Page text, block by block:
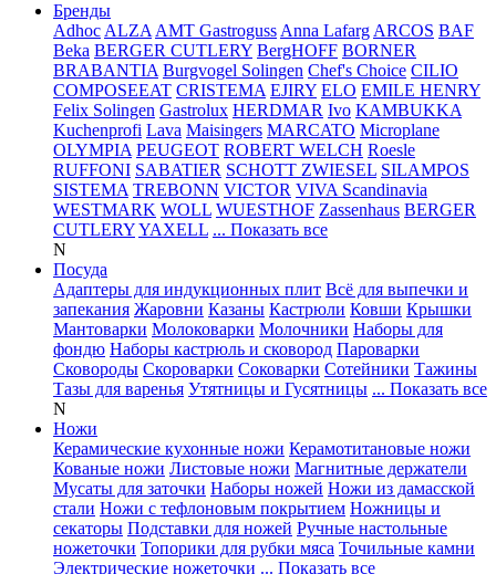
Бренды
Adhoc ALZA AMT Gastroguss Anna Lafarg ARCOS BAF
Beka BERGER CUTLERY BergHOFF BORNER
BRABANTIA Burgvogel Solingen Chef's Choice CILIO
COMPOSEEAT CRISTEMA EJIRY ELO EMILE HENRY
Felix Solingen Gastrolux HERDMAR Ivo KAMBUKKA
Kuchenprofi Lava Maisingers MARCATO Microplane
OLYMPIA PEUGEOT ROBERT WELCH Roesle
RUFFONI SABATIER SCHOTT ZWIESEL SILAMPOS
SISTEMA TREBONN VICTOR VIVA Scandinavia
WESTMARK WOLL WUESTHOF Zassenhaus BERGER
CUTLERYYAXELL ... Показать все
N
Посуда
Адаптеры для индукционных плит Всё для выпечки и
запекания Жаровни Казаны Кастрюли Ковши Крышки
Мантоварки Молоковарки Молочники Наборы для
фондю Наборы кастрюль и сковород Пароварки
Сковороды Скороварки Соковарки Сотейники Тажины
Тазы для варенья Утятницы и Гусятницы ... Показать все
N
Ножи
Керамические кухонные ножи Керамотитановые ножи
Кованые ножи Листовые ножи Магнитные держатели
Мусаты для заточки Наборы ножей Ножи из дамасской
стали Ножи с тефлоновым покрытием Ножницы и
секаторы Подставки для ножей Ручные настольные
ножеточки Топорики для рубки мяса Точильные камни
Электрические ножеточки ... Показать все